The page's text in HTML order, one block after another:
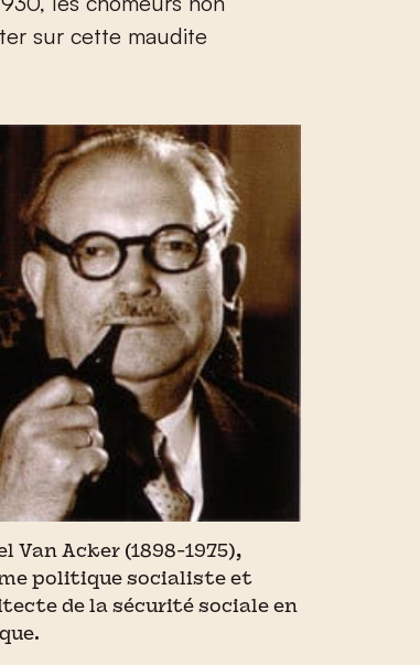
sur cette maudite
Van Acker (1898-1975),
politique socialiste et
de la sécurité sociale en